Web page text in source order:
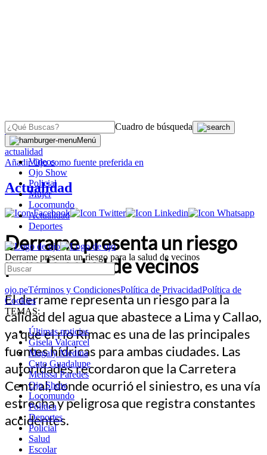
Cuadro de búsqueda
Menú
Videos
Ojo Show
Policial
Mujer
Locomundo
Actualidad
Deportes
Derrame presenta un riesgo para la salud de vecinos
ojo.peTérminos y CondicionesPolítica de PrivacidadPolítica de
Cookies
TEMAS:
Últimas noticias
Gisela Valcarcel
Magaly Medina
Cuto Guadalupe
Melissa Paredes
Ojo Show
Locomundo
Política
Deportes
Policial
Salud
Escolar
OJO
actualidad
AñadirOjocomo fuente preferida en
Actualidad
Derrame presenta un riesgo
para la salud de vecinos
El derrame representa un riesgo para la
calidad del agua que abastece a Lima y Callao,
ya que el río Rímac es una de las principales
fuentes hídricas para ambas ciudades. Las
autoridades recordaron que la Carretera
Central, donde ocurrió el siniestro, es una vía
estrecha y peligrosa que registra constantes
accidentes.